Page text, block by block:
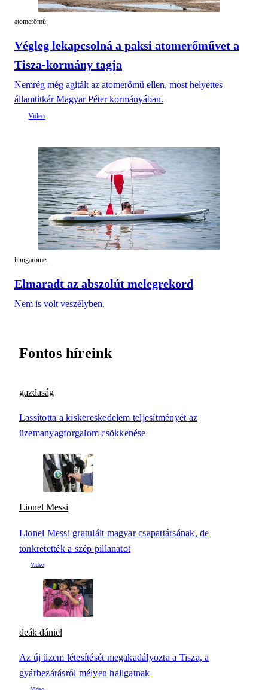
atomerőmű
Végleg lekapcsolná a paksi atomerőművet a
Tisza-kormány tagja
Nemrég még agitált az atomerőmű ellen, most helyettes
államtitkár Magyar Péter kormányában.
hungaromet
Elmaradt az abszolút melegrekord
Nem is volt veszélyben.
Fontos híreink
gazdaság
Lassította a kiskereskedelem teljesítményét az
üzemanyagforgalom csökkenése
Lionel Messi
Lionel Messi gratulált magyar csapattársának, de
tönkretették a szép pillanatot
deák dániel
Az új üzem létesítését megakadályozta a Tisza, a
gyárbezárásról mélyen hallgatnak